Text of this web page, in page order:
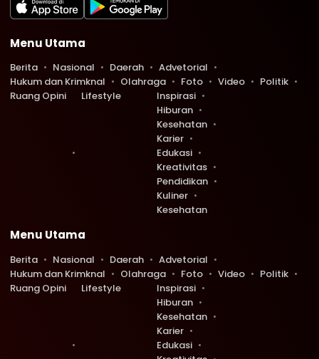
Menu Utama
Berita Nasional Daerah
Advetorial
Hukum dan Krimknal
Olahraga Foto Video
Politik
Ruang Opini
Lifestyle
Inspirasi
Hiburan
Kesehatan
Karier
Edukasi
Kreativitas
Pendidikan
Kuliner
Kesehatan
Menu Utama
Berita Nasional Daerah
Advetorial
Hukum dan Krimknal
Olahraga Foto Video
Politik
Ruang Opini
Lifestyle
Inspirasi
Hiburan
Kesehatan
Karier
Edukasi